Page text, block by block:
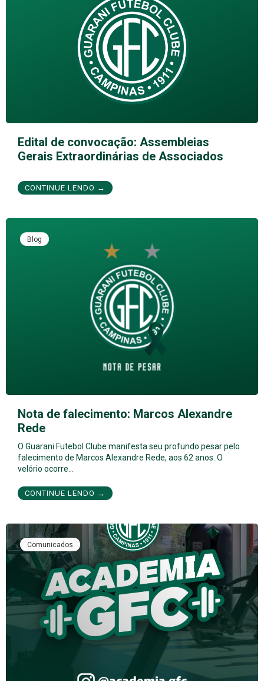
Edital de convocação: Assembleias
Gerais Extraordinárias de Associados
CONTINUE LENDO →
Blog
Nota de falecimento: Marcos Alexandre
Rede
O Guarani Futebol Clube manifesta seu profundo pesar pelo
falecimento de Marcos Alexandre Rede, aos 62 anos. O
velório ocorre…
CONTINUE LENDO →
Comunicados